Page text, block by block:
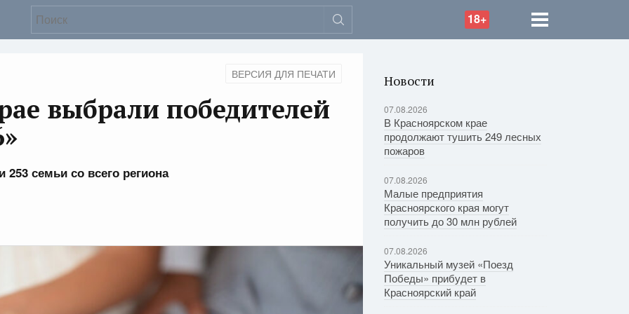
18+
ВЕРСИЯ ДЛЯ ПЕЧАТИ
выбрали победителей
253 семьи со всего региона
Новости
07.08.2026
В Красноярском крае
продолжают тушить 249 лесных
пожаров
07.08.2026
Малые предприятия
Красноярского края могут
получить до 30 млн рублей
07.08.2026
Уникальный музей «Поезд
Победы» прибудет в
Красноярский край